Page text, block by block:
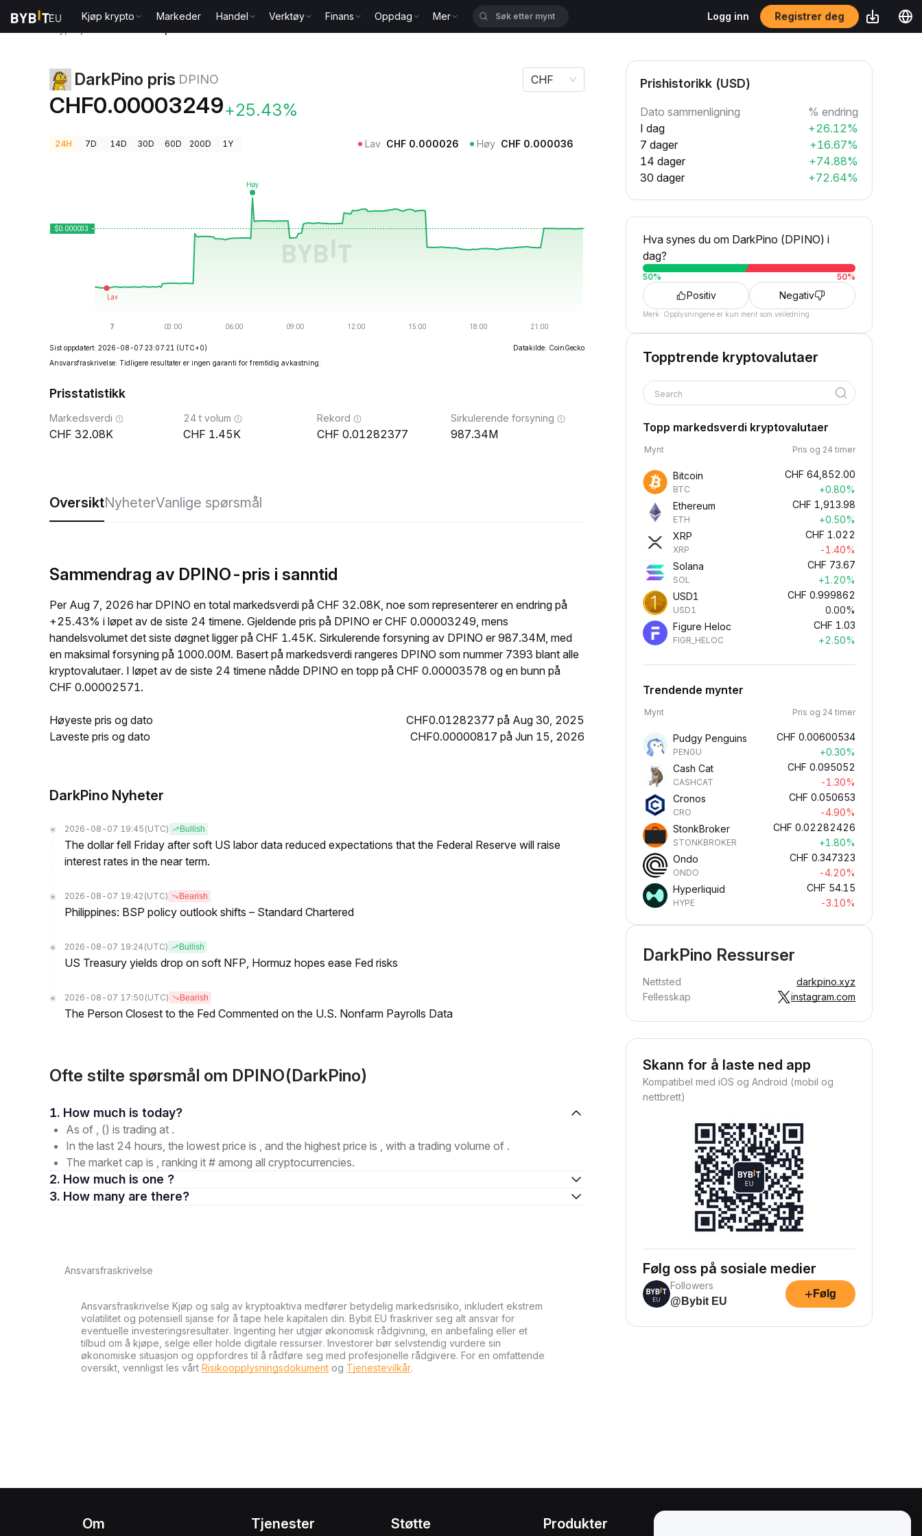
Kjøp krypto Markeder Handel Verktøy Finans Oppdag Mer Logg inn Registrer deg
DarkPino pris DPINO
CHF0.00003249+25.43%
CHF
24H 7D 14D 30D 60D 200D 1Y Lav CHF 0.000026 Høy CHF 0.000036
Sist oppdatert: 2026-08-07 23:07:21 (UTC+0)
Datakilde: CoinGecko
Ansvarsfraskrivelse: Tidligere resultater er ingen garanti for fremtidig avkastning.
Prisstatistikk
Markedsverdi
32.08K
24 t volum
1.45K
Rekord
0.01282377
Sirkulerende forsyning
987.34M
OversiktNyheterVanlige spørsmål
Sammendrag av DPINO-pris i sanntid
Per Aug 7, 2026 har DPINO en total markedsverdi på CHF 32.08K, noe som representerer en endring på
+25.43% i løpet av de siste 24 timene. Gjeldende pris på DPINO er CHF 0.00003249, mens
handelsvolumet det siste døgnet ligger på CHF 1.45K. Sirkulerende forsyning av DPINO er 987.34M, med
en maksimal forsyning på 1000.00M. Basert på markedsverdi rangeres DPINO som nummer 7393 blant alle
kryptovalutaer. I løpet av de siste 24 timene nådde DPINO en topp på CHF 0.00003578 og en bunn på
CHF 0.00002571.
Høyeste pris og dato
CHF0.01282377 på Aug 30, 2025
Laveste pris og dato
CHF0.00000817 på Jun 15, 2026
DarkPino Nyheter
2026-08-07 19:45 (UTC) Bullish
The dollar fell Friday after soft US labor data reduced expectations that the Federal Reserve will raise
interest rates in the near term.
2026-08-07 19:42 (UTC) Bearish
Philippines: BSP policy outlook shifts – Standard Chartered
2026-08-07 19:24 (UTC) Bullish
US Treasury yields drop on soft NFP, Hormuz hopes ease Fed risks
2026-08-07 17:50 (UTC) Bearish
The Person Closest to the Fed Commented on the U.S. Nonfarm Payrolls Data
Ofte stilte spørsmål om DPINO(DarkPino)
1. How much is today?
As of , () is trading at .
In the last 24 hours, the lowest price is , and the highest price is , with a trading volume of .
The market cap is , ranking it # among all cryptocurrencies.
2. How much is one ?
3. How many are there?
Ansvarsfraskrivelse
Ansvarsfraskrivelse Kjøp og salg av kryptoaktiva medfører betydelig markedsrisiko, inkludert ekstrem
volatilitet og potensiell sjanse for å tape hele kapitalen din. Bybit EU fraskriver seg alt ansvar for
eventuelle investeringsresultater. Ingenting her utgjør økonomisk rådgivning, en anbefaling eller et
tilbud om å kjøpe, selge eller holde digitale ressurser. Investorer bør selvstendig vurdere sin
økonomiske situasjon og oppfordres til å rådføre seg med profesjonelle rådgivere. For en omfattende
oversikt, vennligst les vårt Risikoopplysningsdokument og Tjenestevilkår.
Prishistorikk (USD)
Dato sammenligning
% endring
I dag
+26.12%
7 dager
+16.67%
14 dager
+74.88%
30 dager
+72.64%
Hva synes du om DarkPino (DPINO) i
dag?
50% 50%
Positiv Negativ
Merk: Opplysningene er kun ment som veiledning.
Topptrende kryptovalutaer
Search
Topp markedsverdi kryptovalutaer
Mynt Pris og 24 timer
Bitcoin
BTC
CHF 64,852.00
+0.80%
Ethereum
ETH
CHF 1,913.98
+0.50%
XRP
XRP
CHF 1.022
-1.40%
Solana
SOL
CHF 73.67
+1.20%
USD1
USD1
CHF 0.999862
0.00%
Figure Heloc
FIGR_HELOC
CHF 1.03
+2.50%
Trendende mynter
Mynt Pris og 24 timer
Pudgy Penguins
PENGU
CHF 0.00600534
+0.30%
Cash Cat
CASHCAT
CHF 0.095052
-1.30%
Cronos
CRO
CHF 0.050653
-4.90%
StonkBroker
STONKBROKER
CHF 0.02282426
+1.80%
Ondo
ONDO
CHF 0.347323
-4.20%
Hyperliquid
HYPE
CHF 54.15
-3.10%
DarkPino Ressurser
Nettsted
darkpino.xyz
Fellesskap
instagram.com
Skann for å laste ned app
Kompatibel med iOS og Android (mobil og
nettbrett)
Følg oss på sosiale medier
Followers
@Bybit EU
+ Følg
Om Tjenester Støtte Produkter